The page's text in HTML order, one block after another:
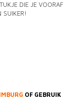
DIE JE VOORAF
SUIKER!
OF GEBRUIK